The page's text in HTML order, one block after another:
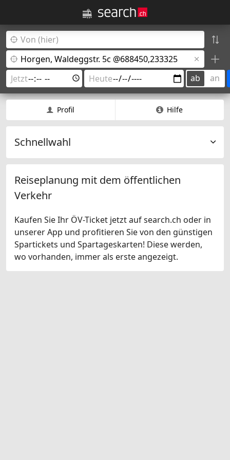
ab an
Profil Hilfe
Schnellwahl
Reiseplanung mit dem öffentlichen
Verkehr
Kaufen Sie Ihr ÖV-Ticket jetzt auf search.ch oder in
unserer App und profitieren Sie von den günstigen
Spartickets und Spartageskarten! Diese werden,
wo vorhanden, immer als erste angezeigt.